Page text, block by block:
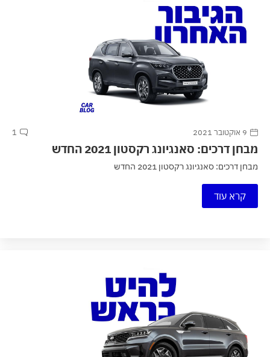
9 אוקטובר 2021 1
מבחן דרכים: סאנגיונג רקסטון 2021 החדש
מבחן דרכים: סאנגיונג רקסטון 2021 החדש
קרא עוד